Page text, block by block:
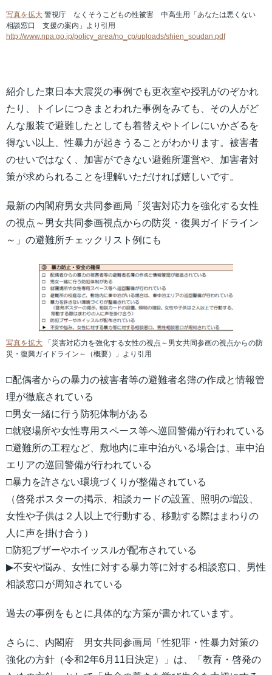
写真を拡大 警視庁 なくそうこどもの性被害 中高生用「あなたは悪くない
相談窓口 支援の案内」より引用
http://www.npa.go.jp/policy_area/no_cp/uploads/shien_soudan.pdf
紹介した東日本大震災の事例でも更衣室や授乳がのぞかれ
たり、トイレにつきまとわれた事例をみても、その人がど
んな服装で避難したとしても着替えやトイレにいかざるを
得ない以上、性暴力が起きうることがわかります。被害者
のせいではなく、加害ができない避難所運営や、加害者対
策が求められることを理解いただければ嬉しいです。
最新の内閣府男女共同参画局「災害対応力を強化する女性
の視点～男女共同参画視点からの防災・復興ガイドライン
～」の避難所チェックリスト例にも
写真を拡大 「災害対応力を強化する女性の視点～男女共同参画の視点からの防
災・復興ガイドライン～（概要）」より引用
□配偶者からの暴力の被害者等の避難者名簿の作成と情報管
理が徹底されている
□男女一緒に行う防犯体制がある
□就寝場所や女性専用スペース等へ巡回警備が行われている
□避難所の工程など、敷地内に車中泊がいる場合は、車中泊
エリアの巡回警備が行われている
□暴力を許さない環境づくりが整備されている
（啓発ポスターの掲示、相談カードの設置、照明の増設、
女性や子供は２人以上で行動する、移動する際はまわりの
人に声を掛け合う）
□防犯ブザーやホイッスルが配布されている
▶︎不安や悩み、女性に対する暴力等に対する相談窓口、男性
相談窓口が周知されている
過去の事例をもとに具体的な方策が書かれています。
さらに、内閣府 男女共同参画局「性犯罪・性暴力対策の
強化の方針（令和2年6月11日決定）」は、「教育・啓発の